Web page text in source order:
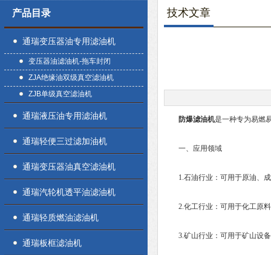
产品目录
通瑞变压器油专用滤油机
变压器油滤油机-拖车封闭
ZJA绝缘油双级真空滤油机
ZJB单级真空滤油机
通瑞液压油专用滤油机
通瑞轻便三过滤加油机
通瑞变压器油真空滤油机
通瑞汽轮机透平油滤油机
通瑞轻质燃油滤油机
通瑞板框滤油机
技术文章
防爆滤油机是一种专为易燃
一、应用领域
1.石油行业：可用于原油、成
2.化工行业：可用于化工原料
3.矿山行业：可用于矿山设备